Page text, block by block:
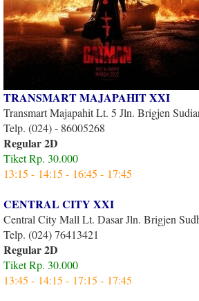
TRANSMART MAJAPAHIT XXI
Transmart Majapahit Lt. 5 Jln. Brigjen
Telp. (024) - 86005268
Regular 2D
Tiket Rp. 30.000
13:15 - 14:15 - 16:45 - 17:45
CENTRAL CITY XXI
Central City Mall Lt. Dasar Jln. Brigjen
Telp. (024) 76413421
Regular 2D
Tiket Rp. 30.000
13:45 - 14:15 - 17:15 - 17:45